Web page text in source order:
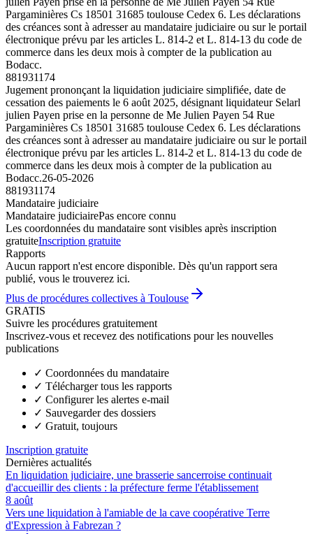
Pargaminières Cs 18501 31685 toulouse Cedex 6. Les déclarations
des créances sont à adresser au mandataire judiciaire ou sur le portail
électronique prévu par les articles L. 814-2 et L. 814-13 du code de
commerce dans les deux mois à compter de la publication au
Bodacc.
881931174
Jugement prononçant la liquidation judiciaire simplifiée, date de
cessation des paiements le 6 août 2025, désignant liquidateur Selarl
julien Payen prise en la personne de Me Julien Payen 54 Rue
Pargaminières Cs 18501 31685 toulouse Cedex 6. Les déclarations
des créances sont à adresser au mandataire judiciaire ou sur le portail
électronique prévu par les articles L. 814-2 et L. 814-13 du code de
commerce dans les deux mois à compter de la publication au
Bodacc.26-05-2026
881931174
Mandataire judiciaire
Mandataire judiciairePas encore connu
Les coordonnées du mandataire sont visibles après inscription
gratuiteInscription gratuite
Rapports
Aucun rapport n'est encore disponible. Dès qu'un rapport sera
publié, vous le trouverez ici.
Plus de procédures collectives à Toulouse
GRATIS
Suivre les procédures gratuitement
Inscrivez-vous et recevez des notifications pour les nouvelles
publications
✓ Coordonnées du mandataire
✓ Télécharger tous les rapports
✓ Configurer les alertes e-mail
✓ Sauvegarder des dossiers
✓ Gratuit, toujours
Inscription gratuite
Dernières actualités
En liquidation judiciaire, une brasserie sancerroise continuait
d'accueillir des clients : la préfecture ferme l'établissement
8 août
Vers une liquidation à l'amiable de la cave coopérative Terre
d'Expression à Fabrezan ?